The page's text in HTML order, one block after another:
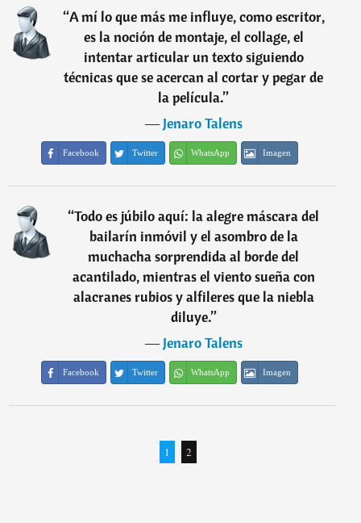
“A mí lo que más me influye, como escritor,
es la noción de montaje, el collage, el
intentar articular un texto siguiendo
técnicas que se acercan al cortar y pegar de
la película.”
―Jenaro Talens
Facebook Twitter WhatsApp Imagen
“Todo es júbilo aquí: la alegre máscara del
bailarín inmóvil y el asombro de la
muchacha sorprendida al borde del
acantilado, mientras el viento sueña con
alacranes rubios y alfileres que la niebla
diluye.”
―Jenaro Talens
Facebook Twitter WhatsApp Imagen
1 2